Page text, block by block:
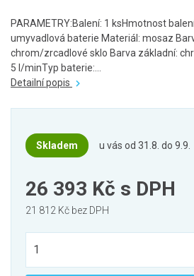
PARAMETRY:Balení: 1 ksHmotnost
umyvadlová baterie Materiál: mosaz
chrom/zrcadlové sklo Barva základní:
5 l/minTyp baterie:...
Detailní popis
Skladem u vás od 31.8. do 9.9.
26 393 Kč s DPH
21 812 Kč bez DPH